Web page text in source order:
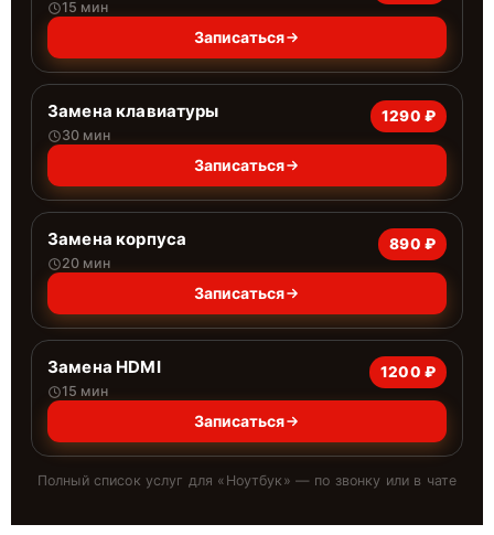
15 мин
Записаться
Замена клавиатуры
30 мин
1290 ₽
Записаться
Замена корпуса
20 мин
890 ₽
Записаться
Замена HDMI
15 мин
1200 ₽
Записаться
Полный список услуг для « Ноутбук » — по звонку или в чате